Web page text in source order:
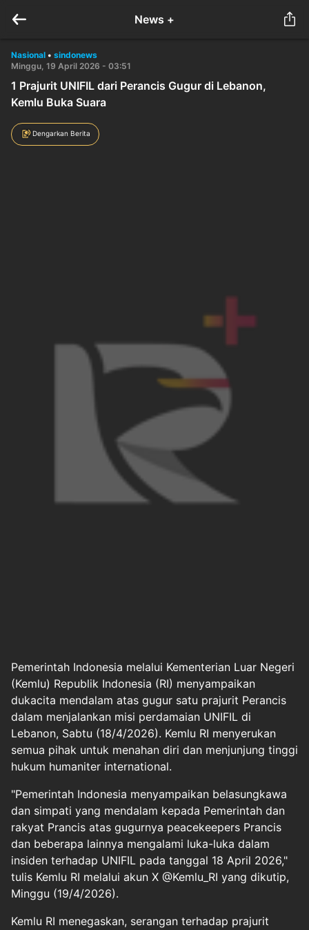
News +
Nasional • sindonews
Minggu, 19 April 2026 - 03:51
1 Prajurit UNIFIL dari Perancis Gugur di Lebanon,
Kemlu Buka Suara
Dengarkan Berita
Pemerintah Indonesia melalui Kementerian Luar Negeri
(Kemlu) Republik Indonesia (RI) menyampaikan
dukacita mendalam atas gugur satu prajurit Perancis
dalam menjalankan misi perdamaian UNIFIL di
Lebanon, Sabtu (18/4/2026). Kemlu RI menyerukan
semua pihak untuk menahan diri dan menjunjung tinggi
hukum humaniter international.
"Pemerintah Indonesia menyampaikan belasungkawa
dan simpati yang mendalam kepada Pemerintah dan
rakyat Prancis atas gugurnya peacekeepers Prancis
dan beberapa lainnya mengalami luka-luka dalam
insiden terhadap UNIFIL pada tanggal 18 April 2026,"
tulis Kemlu RI melalui akun X @Kemlu_RI yang dikutip,
Minggu (19/4/2026).
Kemlu RI menegaskan, serangan terhadap prajurit